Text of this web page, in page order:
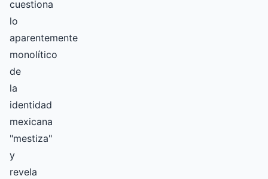
cuestiona
lo
aparentemente
monolítico
de
la
identidad
mexicana
"mestiza"
y
revela